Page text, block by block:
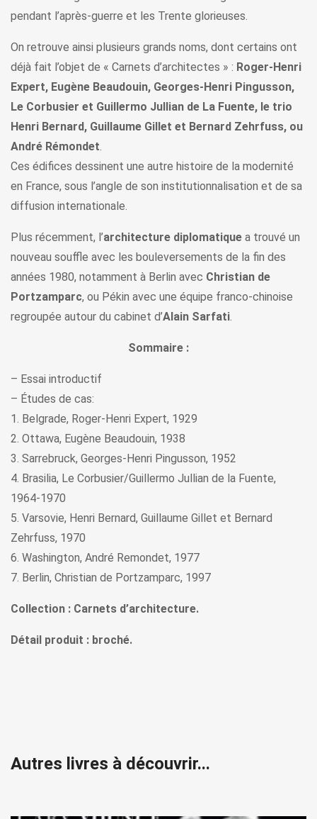
pendant l’après-guerre et les Trente glorieuses.
On retrouve ainsi plusieurs grands noms, dont certains ont
déjà fait l’objet de « Carnets d’architectes » : Roger-Henri
Expert, Eugène Beaudouin, Georges-Henri Pingusson,
Le Corbusier et Guillermo Jullian de La Fuente, le trio
Henri Bernard, Guillaume Gillet et Bernard Zehrfuss, ou
André Rémondet
​Ces édifices dessinent une autre histoire de la modernité
en France, sous l’angle de son institutionnalisation et de sa
diffusion internationale.
Plus récemment, l’architecture diplomatique a trouvé un
nouveau souffle avec les bouleversements de la fin des
années 1980, notamment à Berlin avec Christian de
Portzamparc, ou Pékin avec une équipe franco-chinoise
regroupée autour du cabinet d’Alain Sarfati
Sommaire :
– Essai introductif
– Études de cas:
1. Belgrade, Roger-Henri Expert, 1929
2. Ottawa, Eugène Beaudouin, 1938
3. Sarrebruck, Georges-Henri Pingusson, 1952
4. Brasilia, Le Corbusier/Guillermo Jullian de la Fuente,
1964-1970
5. Varsovie, Henri Bernard, Guillaume Gillet et Bernard
Zehrfuss, 1970
6. Washington, André Remondet, 1977
7. Berlin, Christian de Portzamparc, 1997
Collection : Carnets d’architecture.
Détail produit : broché.
Autres livres à découvrir...